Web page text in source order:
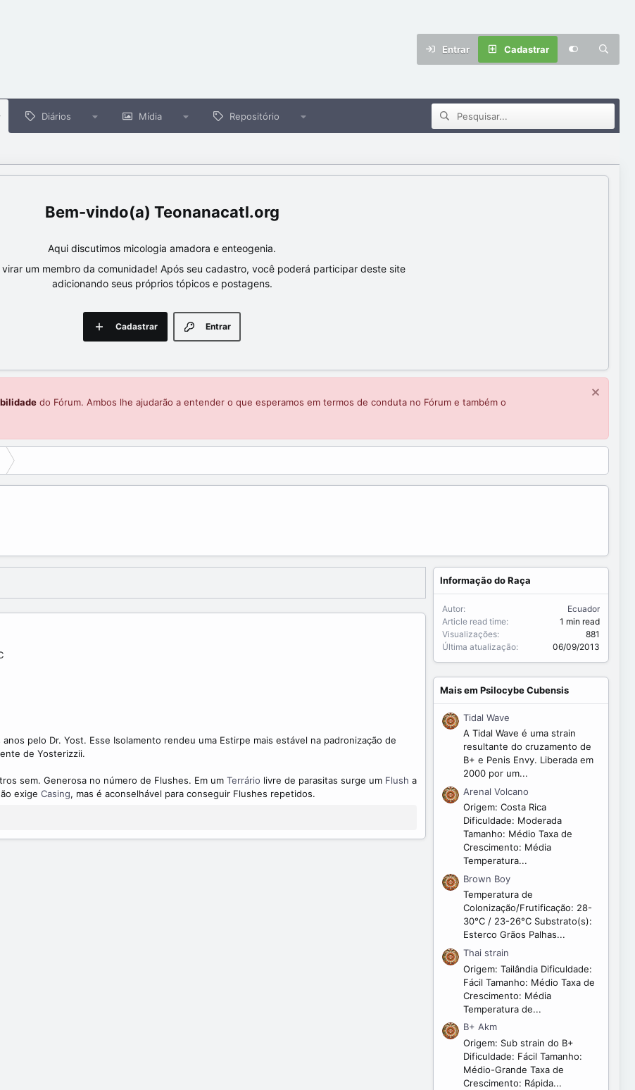
Entrar Cadastrar
Diários Mídia Repositório
Teonanacatl.org
Aqui discutimos micologia amadora e enteogenia.
um membro da comunidade! Após seu cadastro, você poderá participar deste site
adicionando seus próprios tópicos e postagens.
Entrar
Cadastrar
do Fórum. Ambos lhe ajudarão a entender o que esperamos em termos de conduta no Fórum e também o
pelo Dr. Yost. Esse Isolamento rendeu uma Estirpe mais estável na padronização de
de Yosterizzii.
sem. Generosa no número de Flushes. Em um Terrário livre de parasitas surge um Flush a
exige Casing, mas é aconselhável para conseguir Flushes repetidos.
Informação do Raça
Autor
Ecuador
Article read time
1 min read
Visualizações
881
Última atualização
06/09/2013
Mais em Psilocybe Cubensis
Tidal Wave
A Tidal Wave é uma strain
resultante do cruzamento de
B+ e Penis Envy. Liberada em
2000 por um...
Arenal Volcano
Origem: Costa Rica
Dificuldade: Moderada
Tamanho: Médio Taxa de
Crescimento: Média
Temperatura...
Brown Boy
Temperatura de
Colonização/Frutificação: 28-
30°C / 23-26°C Substrato(s):
Esterco Grãos Palhas...
Thai strain
Origem: Tailândia Dificuldade:
Fácil Tamanho: Médio Taxa de
Crescimento: Média
Temperatura de...
B+ Akm
Origem: Sub strain do B+
Dificuldade: Fácil Tamanho:
Médio-Grande Taxa de
Crescimento: Rápida...